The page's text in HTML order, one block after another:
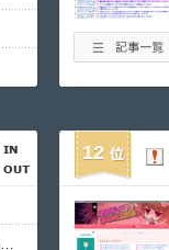
妻が嫌な目にあったら普通は旦那が文句言いに行くもんなの？
12